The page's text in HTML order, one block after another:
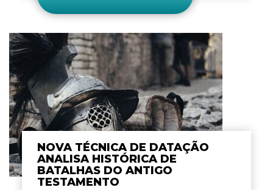
NOVA TÉCNICA DE DATAÇÃO
ANALISA HISTÓRICA DE
BATALHAS DO ANTIGO
TESTAMENTO